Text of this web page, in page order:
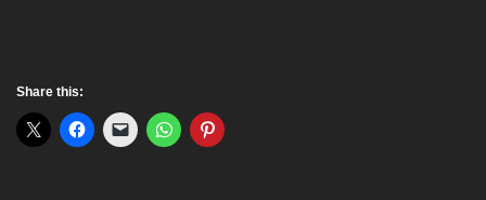
Share this: